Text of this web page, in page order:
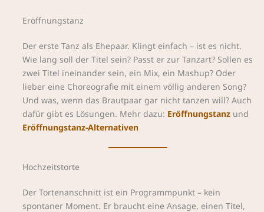
Eröffnungstanz
Der erste Tanz als Ehepaar. Klingt einfach – ist es nicht.
Wie lang soll der Titel sein? Passt er zur Tanzart? Sollen es
zwei Titel ineinander sein, ein Mix, ein Mashup? Oder
lieber eine Choreografie mit einem völlig anderen Song?
Und was, wenn das Brautpaar gar nicht tanzen will? Auch
dafür gibt es Lösungen. Mehr dazu: Eröffnungstanzund
Eröffnungstanz-Alternativen
Hochzeitstorte
Der Tortenanschnitt ist ein Programmpunkt – kein
spontaner Moment. Er braucht eine Ansage, einen Titel,